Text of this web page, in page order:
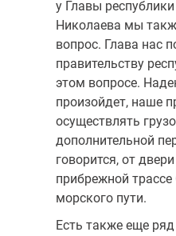
у Главы
Николаева мы
вопрос. Глава нас
правительству
этом вопросе.
произойдет, наше
осуществлять
дополнительной
говорится, от
прибрежной трассе
морского пути.
Есть также еще